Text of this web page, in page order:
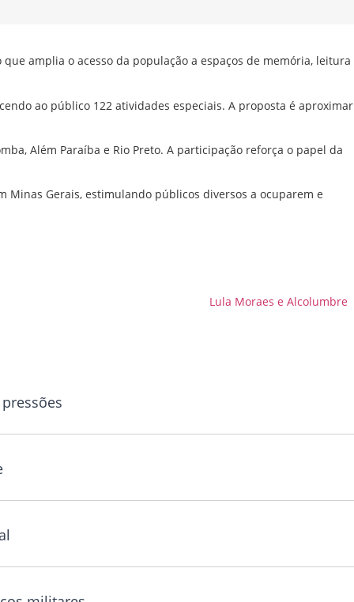
amplia o acesso da população a espaços de memória, leitura
ao público 122 atividades especiais. A proposta é aproximar
Além Paraíba e Rio Preto. A participação reforça o papel da
Minas Gerais, estimulando públicos diversos a ocuparem e